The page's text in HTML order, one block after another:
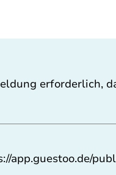
erforderlich,
app.guestoo.de/